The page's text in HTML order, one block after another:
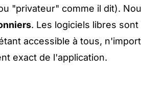
"privateur" comme il dit).
. Les logiciels libres
accessible à tous,
exact de l'application.